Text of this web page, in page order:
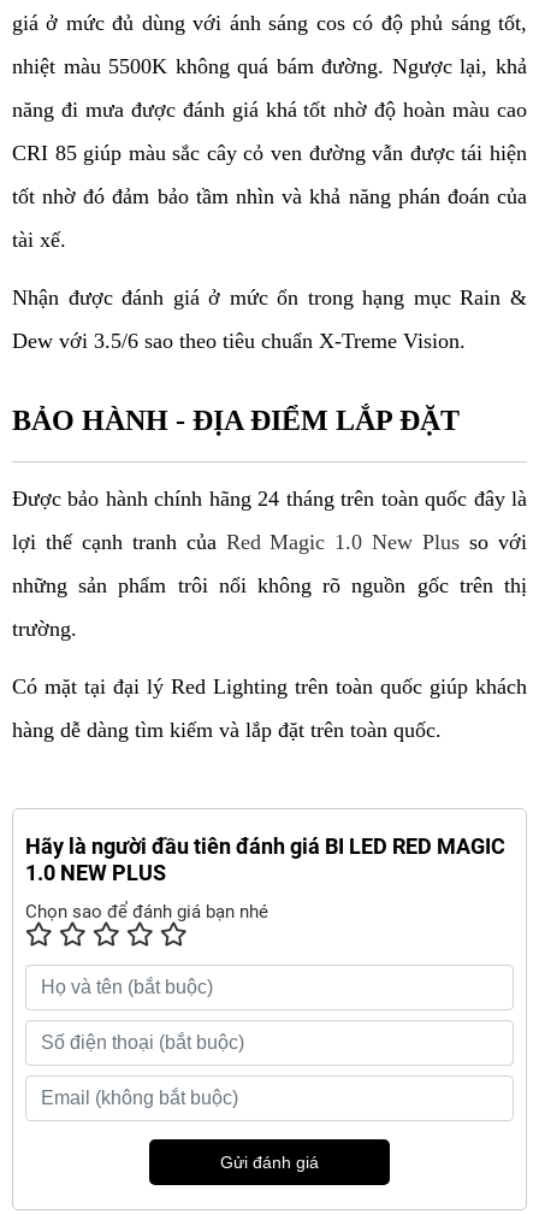
giá ở mức đủ dùng với ánh sáng cos có độ phủ sáng tốt,
nhiệt màu 5500K không quá bám đường. Ngược lại, khả
năng đi mưa được đánh giá khá tốt nhờ độ hoàn màu cao
CRI 85 giúp màu sắc cây cỏ ven đường vẫn được tái hiện
tốt nhờ đó đảm bảo tầm nhìn và khả năng phán đoán của
tài xế.
Nhận được đánh giá ở mức ổn trong hạng mục Rain &
Dew với 3.5/6 sao theo tiêu chuẩn X-Treme Vision.
BẢO HÀNH - ĐỊA ĐIỂM LẮP ĐẶT
Được bảo hành chính hãng 24 tháng trên toàn quốc đây là
lợi thế cạnh tranh của Red Magic 1.0 New Plus so với
những sản phẩm trôi nổi không rõ nguồn gốc trên thị
trường.
Có mặt tại đại lý Red Lighting trên toàn quốc giúp khách
hàng dễ dàng tìm kiếm và lắp đặt trên toàn quốc.
Hãy là người đầu tiên đánh giá BI LED RED MAGIC
1.0 NEW PLUS
Chọn sao để đánh giá bạn nhé
Gửi đánh giá